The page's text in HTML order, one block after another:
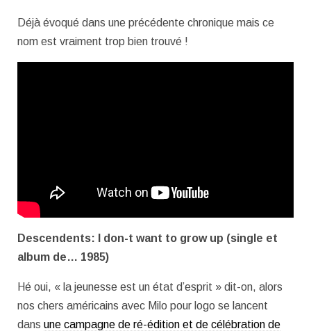
Déjà évoqué dans une précédente chronique mais ce
nom est vraiment trop bien trouvé !
Descendents: I don-t want to grow up (single et
album de… 1985)
Hé oui, « la jeunesse est un état d’esprit » dit-on, alors
nos chers américains avec Milo pour logo se lancent
dans une campagne de ré-édition et de célébration de